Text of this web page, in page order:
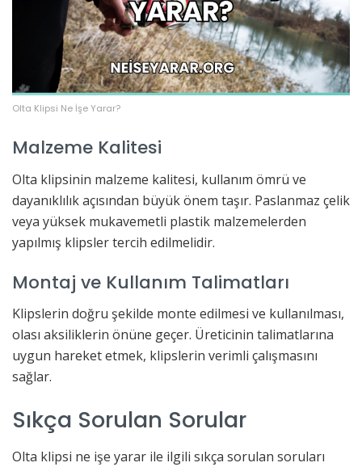
Olta Klipsi Ne İşe Yarar?
Malzeme Kalitesi
Olta klipsinin malzeme kalitesi, kullanım ömrü ve
dayanıklılık açısından büyük önem taşır. Paslanmaz çelik
veya yüksek mukavemetli plastik malzemelerden
yapılmış klipsler tercih edilmelidir.
Montaj ve Kullanım Talimatları
Klipslerin doğru şekilde monte edilmesi ve kullanılması,
olası aksiliklerin önüne geçer. Üreticinin talimatlarına
uygun hareket etmek, klipslerin verimli çalışmasını
sağlar.
Sıkça Sorulan Sorular
Olta klipsi ne işe yarar ile ilgili sıkça sorulan soruları